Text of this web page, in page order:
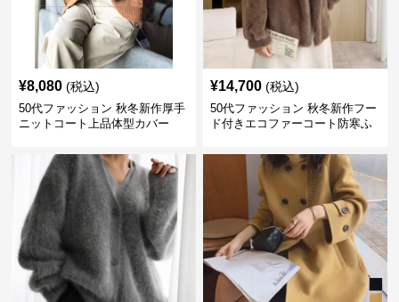
¥8,080 (税込)
50代ファッション 秋冬新作厚手
ニットコート上品体型カバー
¥14,700 (税込)
50代ファッション 秋冬新作フー
ド付きエコファーコート防寒ふ